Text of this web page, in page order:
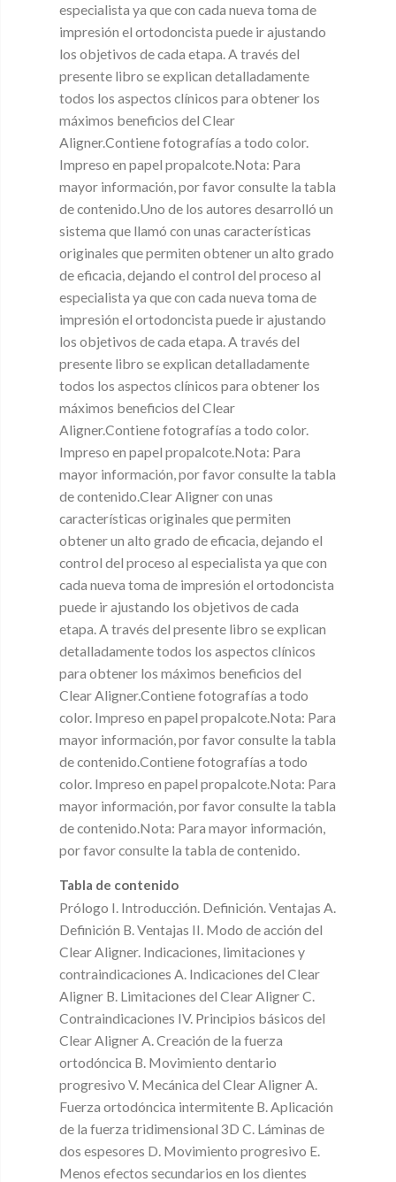
especialista ya que con cada nueva toma de
impresión el ortodoncista puede ir ajustando
los objetivos de cada etapa. A través del
presente libro se explican detalladamente
todos los aspectos clínicos para obtener los
máximos beneficios del Clear
Aligner.Contiene fotografías a todo color.
Impreso en papel propalcote.Nota: Para
mayor información, por favor consulte la tabla
de contenido.Uno de los autores desarrolló un
sistema que llamó con unas características
originales que permiten obtener un alto grado
de eficacia, dejando el control del proceso al
especialista ya que con cada nueva toma de
impresión el ortodoncista puede ir ajustando
los objetivos de cada etapa. A través del
presente libro se explican detalladamente
todos los aspectos clínicos para obtener los
máximos beneficios del Clear
Aligner.Contiene fotografías a todo color.
Impreso en papel propalcote.Nota: Para
mayor información, por favor consulte la tabla
de contenido.Clear Aligner con unas
características originales que permiten
obtener un alto grado de eficacia, dejando el
control del proceso al especialista ya que con
cada nueva toma de impresión el ortodoncista
puede ir ajustando los objetivos de cada
etapa. A través del presente libro se explican
detalladamente todos los aspectos clínicos
para obtener los máximos beneficios del
Clear Aligner.Contiene fotografías a todo
color. Impreso en papel propalcote.Nota: Para
mayor información, por favor consulte la tabla
de contenido.Contiene fotografías a todo
color. Impreso en papel propalcote.Nota: Para
mayor información, por favor consulte la tabla
de contenido.Nota: Para mayor información,
por favor consulte la tabla de contenido.
Tabla de contenido
Prólogo I. Introducción. Definición. Ventajas A.
Definición B. Ventajas II. Modo de acción del
Clear Aligner. Indicaciones, limitaciones y
contraindicaciones A. Indicaciones del Clear
Aligner B. Limitaciones del Clear Aligner C.
Contraindicaciones IV. Principios básicos del
Clear Aligner A. Creación de la fuerza
ortodóncica B. Movimiento dentario
progresivo V. Mecánica del Clear Aligner A.
Fuerza ortodóncica intermitente B. Aplicación
de la fuerza tridimensional 3D C. Láminas de
dos espesores D. Movimiento progresivo E.
Menos efectos secundarios en los dientes